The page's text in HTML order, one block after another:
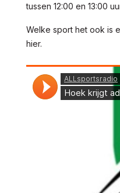
tussen 12:00 en 13:00
Welke sport het ook is
hier.